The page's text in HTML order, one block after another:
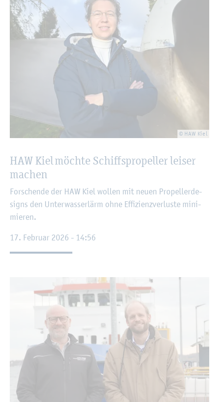
© HAW Kiel
HAW Kiel möch­te Schiffs­pro­pel­ler lei­ser
ma­chen
For­schen­de der HAW Kiel wol­len mit neuen Pro­pel­ler­de­
signs den Un­ter­was­ser­lärm ohne Ef­fi­zi­enz­ver­lus­te mi­ni­
mie­ren.
17. Fe­bru­ar 2026 - 14:56